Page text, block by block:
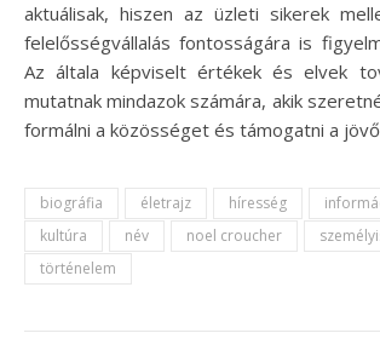
aktuálisak, hiszen az üzleti sikerek
felelősségvállalás fontosságára is
Az általa képviselt értékek és elvek
mutatnak mindazok számára, akik
formálni a közösséget és támogatni a
biográfia életrajz híresség
kultúra
név noel croucher
történelem